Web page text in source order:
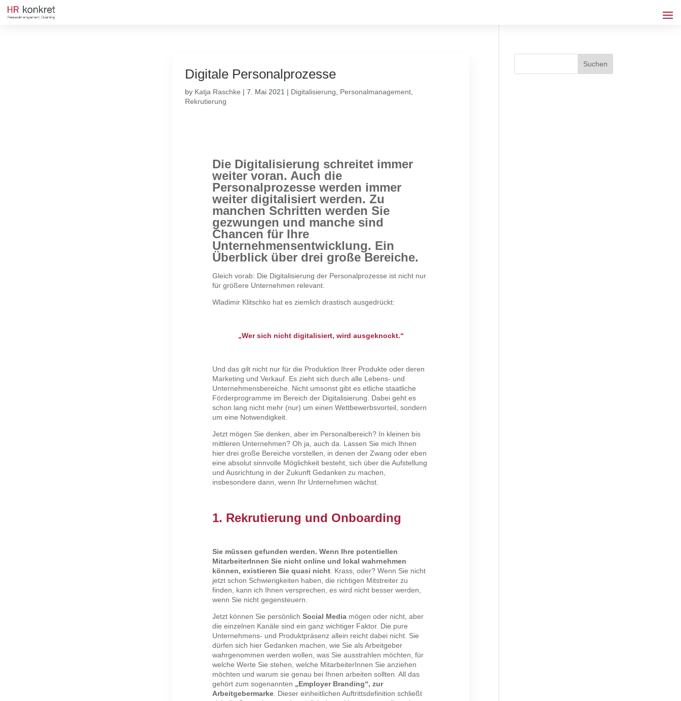
Digitale Personalprozesse
by Katja Raschke |7. Mai 2021 | Digitalisierung Personalmanagement
Rekrutierung
Die Digitalisierung schreitet immer
weiter voran. Auch die
Personalprozesse werden immer
weiter digitalisiert werden. Zu
manchen Schritten werden Sie
gezwungen und manche sind
Chancen für Ihre
Unternehmensentwicklung. Ein
Überblick über drei große Bereiche.
Gleich vorab: Die Digitalisierung der Personalprozesse ist nicht nur
für größere Unternehmen relevant.
Wladimir Klitschko hat es ziemlich drastisch ausgedrückt:
„Wer sich nicht digitalisiert, wird ausgeknockt.“
Und das gilt nicht nur für die Produktion Ihrer Produkte oder deren
Marketing und Verkauf. Es zieht sich durch alle Lebens- und
Unternehmensbereiche. Nicht umsonst gibt es etliche staatliche
Förderprogramme im Bereich der Digitalisierung. Dabei geht es
schon lang nicht mehr (nur) um einen Wettbewerbsvorteil, sondern
um eine Notwendigkeit.
Jetzt mögen Sie denken, aber im Personalbereich? In kleinen bis
mittleren Unternehmen? Oh ja, auch da. Lassen Sie mich Ihnen
hier drei große Bereiche vorstellen, in denen der Zwang oder eben
eine absolut sinnvolle Möglichkeit besteht, sich über die Aufstellung
und Ausrichtung in der Zukunft Gedanken zu machen,
insbesondere dann, wenn Ihr Unternehmen wächst.
1. Rekrutierung und Onboarding
Sie müssen gefunden werden. Wenn Ihre potentiellen
MitarbeiterInnen Sie nicht online und lokal wahrnehmen
können, existieren Sie quasi nicht . Krass, oder? Wenn Sie nicht
jetzt schon Schwierigkeiten haben, die richtigen Mitstreiter zu
finden, kann ich Ihnen versprechen, es wird nicht besser werden,
wenn Sie nicht gegensteuern.
Jetzt können Sie persönlichSocial Media mögen oder nicht, aber
die einzelnen Kanäle sind ein ganz wichtiger Faktor. Die pure
Unternehmens- und Produktpräsenz allein reicht dabei nicht. Sie
dürfen sich hier Gedanken machen, wie Sie als Arbeitgeber
wahrgenommen werden wollen, was Sie ausstrahlen möchten, für
welche Werte Sie stehen, welche MitarbeiterInnen Sie anziehen
möchten und warum sie genau bei Ihnen arbeiten sollten. All das
gehört zum sogenannten „Employer Branding“, zur
Arbeitgebermarke . Dieser einheitlichen Auftrittsdefinition schließt